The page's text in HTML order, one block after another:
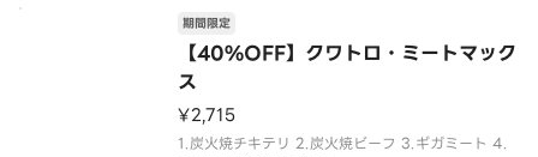
【40%OFF】クワトロ・ミートマック
ス
期間限定
¥2,715
1.炭火焼チキテリ 2.炭火焼ビーフ 3.ギガミート 4.